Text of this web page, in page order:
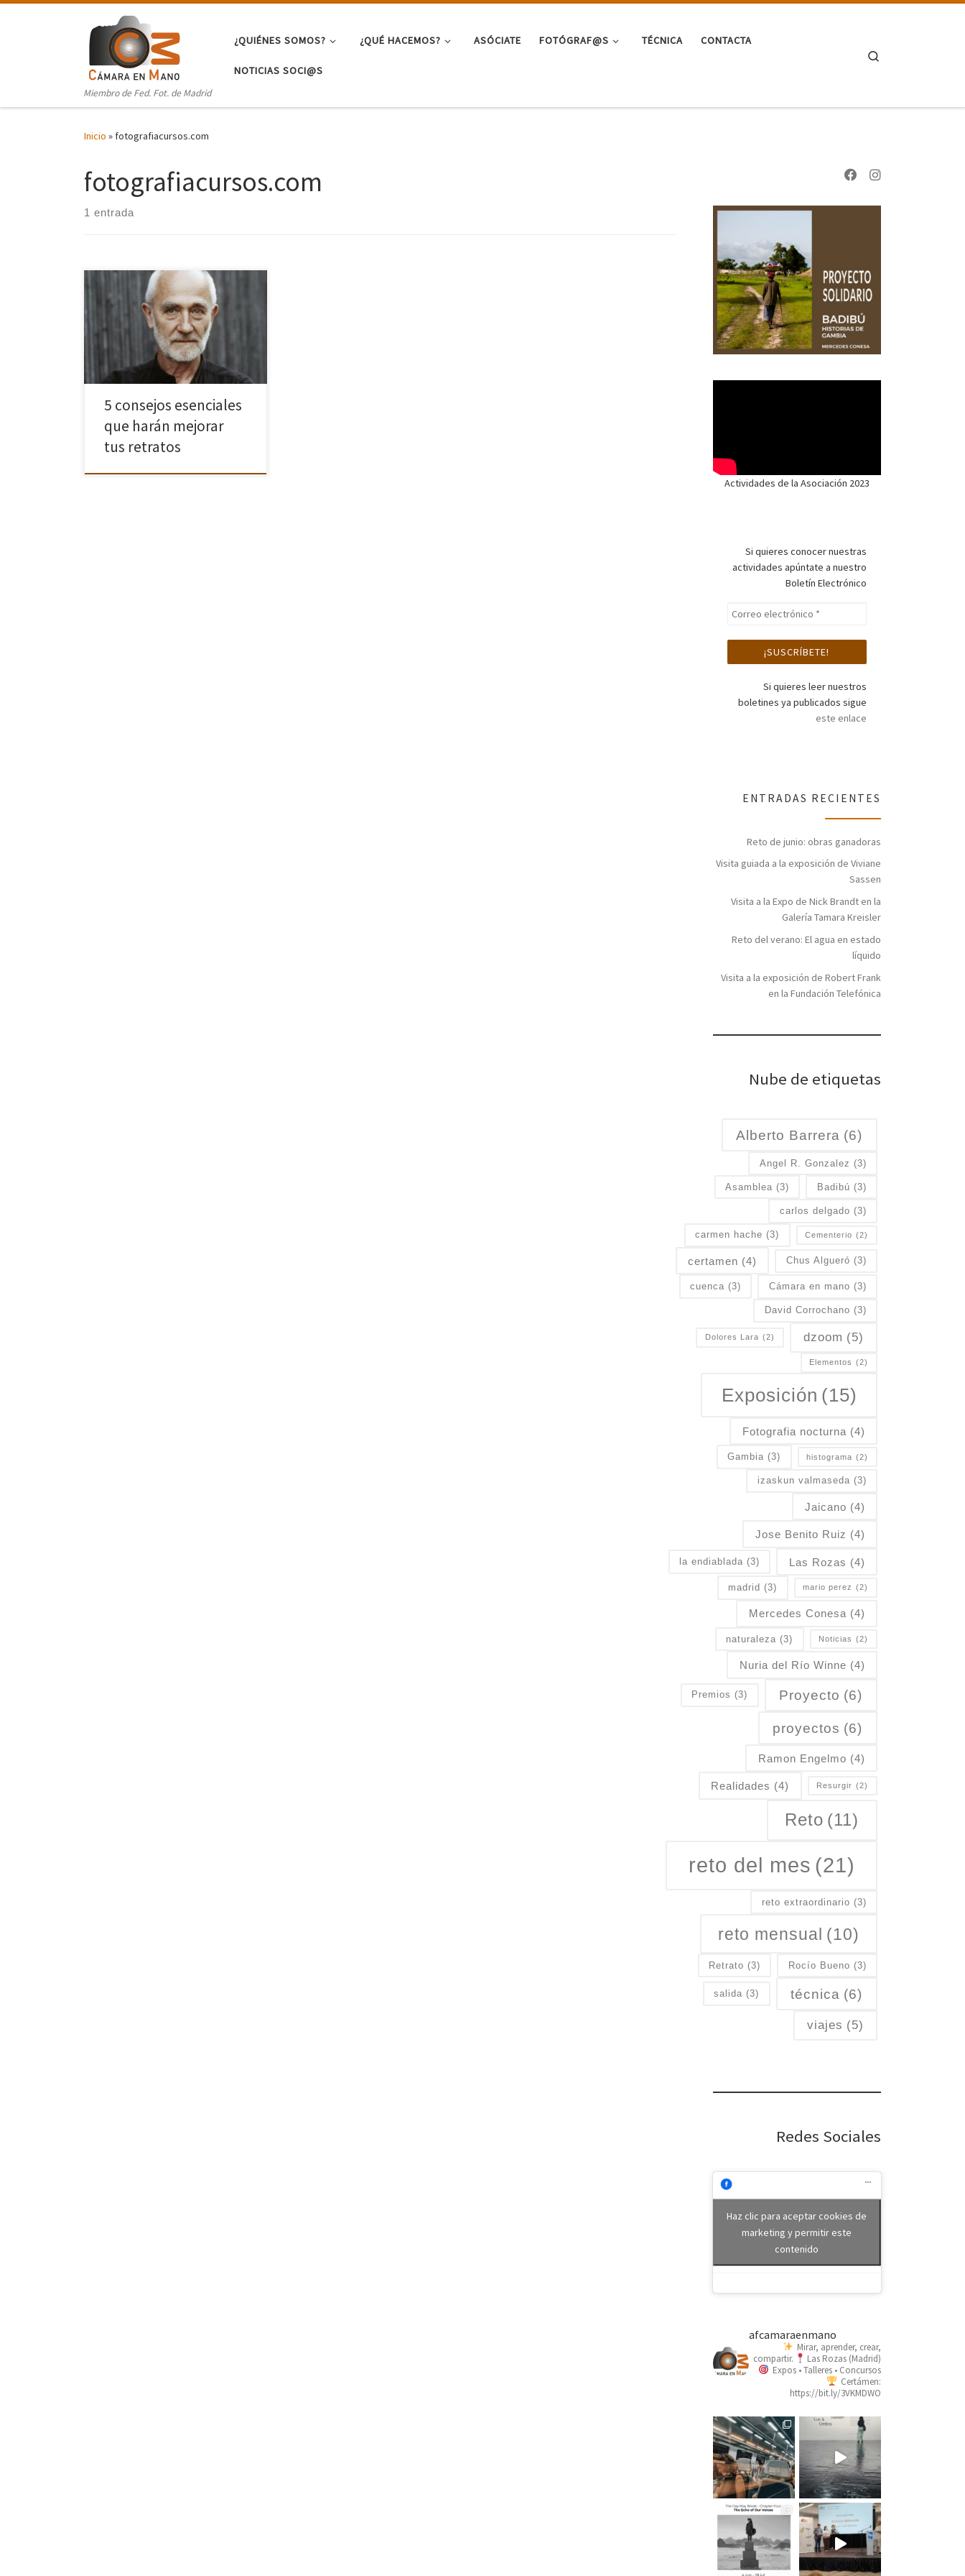
Miembro de Fed. Fot. de Madrid
¿QUIÉNES SOMOS? ¿QUÉ HACEMOS? ASÓCIATE FOTÓGRAF@S TÉCNICA CONTACTA
NOTICIAS SOCI@S
Inicio »fotografiacursos.com
fotografiacursos.com
1 entrada
Los amigos de fotografiacursos.com
nos proponen cinco aspectos
esenciales que nos ayudaran a
mejorara nuestros retratos en un
corto video de ocho minutos. En el
vídeo Unai González Martínez nos
[…]
5 consejos esenciales
que harán mejorar
tus retratos
Actividades de la Asociación 2023
Si quieres conocer nuestras
actividades apúntate a nuestro
Boletín Electrónico
Si quieres leer nuestros
boletines ya publicados sigue
este enlace
ENTRADAS RECIENTES
Reto de junio: obras ganadoras
Visita guiada a la exposición de Viviane
Sassen
Visita a la Expo de Nick Brandt en la
Galería Tamara Kreisler
Reto del verano: El agua en estado
líquido
Visita a la exposición de Robert Frank
en la Fundación Telefónica
Nube de etiquetas
Alberto Barrera (6)
Angel R. Gonzalez (3)
Asamblea (3) Badibú (3)
carlos delgado (3)
carmen hache (3) Cementerio (2)
certamen (4) Chus Algueró (3)
cuenca (3) Cámara en mano (3)
David Corrochano (3)
Dolores Lara (2) dzoom (5)
Elementos (2)
Exposición (15)
Fotografia nocturna (4)
Gambia (3) histograma (2)
izaskun valmaseda (3)
Jaicano (4)
Jose Benito Ruiz (4)
la endiablada (3) Las Rozas (4)
madrid (3) mario perez (2)
Mercedes Conesa (4)
naturaleza (3) Noticias (2)
Nuria del Río Winne (4)
Premios (3) Proyecto (6)
proyectos (6)
Ramon Engelmo (4)
Realidades (4) Resurgir (2)
Reto (11)
reto del mes (21)
reto extraordinario (3)
reto mensual (10)
Retrato (3) Rocío Bueno (3)
salida (3) técnica (6)
viajes (5)
Redes Sociales
Haz clic para aceptar cookies de
marketing y permitir este
contenido
afcamaraenmano
Mirar, aprender, crear,
compartir.
Las Rozas (Madrid)
Expos • Talleres • Concursos
Certámen:
https://bit.ly/3VKMDWO